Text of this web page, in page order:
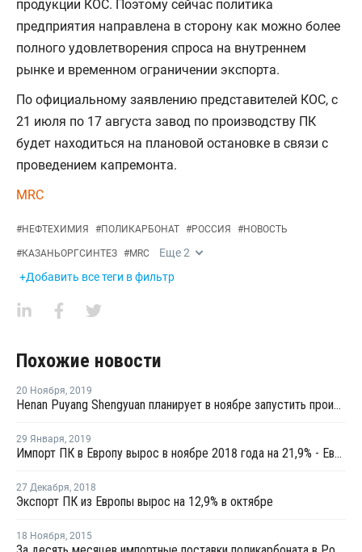
продукции КОС. Поэтому сейчас политика
предприятия направлена в сторону как можно более
полного удовлетворения спроса на внутреннем
рынке и временном ограничении экспорта.
По официальному заявлению представителей КОС, с
21 июля по 17 августа завод по производству ПК
будет находиться на плановой остановке в связи с
проведением капремонта.
MRC
#НЕФТЕХИМИЯ #ПОЛИКАРБОНАТ #РОССИЯ #НОВОСТЬ
#КАЗАНЬОРГСИНТЕЗ #MRC Еще2
+Добавить все теги в фильтр
Похожие новости
20 Ноября, 2019
Henan Puyang Shengyuan планирует в ноябре запустить производство ПК в Китае
29 Января, 2019
Импорт ПК в Европу вырос в ноябре 2018 года на 21,9% - Евростат
27 Декабря, 2018
Экспорт ПК из Европы вырос на 12,9% в октябре
18 Ноября, 2015